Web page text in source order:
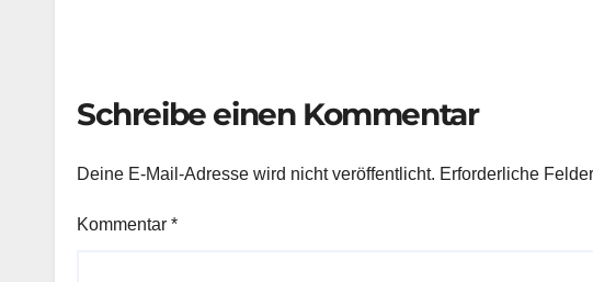
Schreibe einen Kommentar
Deine E-Mail-Adresse wird nicht veröffentlicht. Erforderliche
Kommentar *